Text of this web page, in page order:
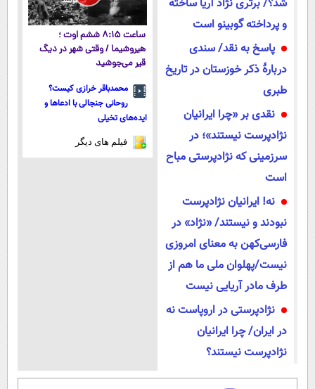
شد؟/ برتری نژاد آریا ساخته
و پرداخته گوبینو است
پاسخ به نقد/ سندی
دربارۀ ذکر خوزستان در تاریخ
طبری
نقدی بر «چرا ایرانیان
نژاد‌پرست نیستند»؛ در
سرزمینی که نژادپرستی مباح
است
نه! ایرانیان نژاد‌پرست
نبودند و نیستند/ «نژاد» در
فارسی‌کهن به معنای امروزی
نیست/پهلوان ملی ما هم از
طرف مادر آریایی نیست
نژادپرستی در اروپاست نه
در ایران/ چرا ایرانیان
نژادپرست نیستند؟
ساعت ۸:۱۵ ششم اوت ؛
هیروشیما / وقتی شهر در دیگ
قیر می‌جوشید
محمدباقر خرازی کیست؟
روحانی جنجالی با ادعاها و
ایده‌های تخیلی
فیلم های دیگر